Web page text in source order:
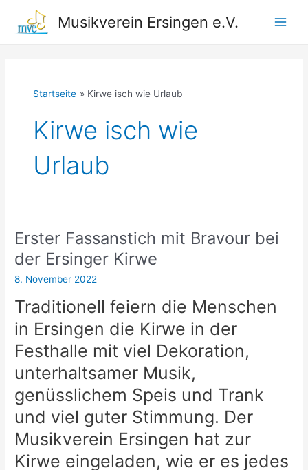
springen
Musikverein Ersingen e.V.
Startseite Kirwe isch wie Urlaub
Kirwe isch wie
Urlaub
Erster Fassanstich mit Bravour bei
der Ersinger Kirwe
8. November 2022
Traditionell feiern die Menschen
in Ersingen die Kirwe in der
Festhalle mit viel Dekoration,
unterhaltsamer Musik,
genüsslichem Speis und Trank
und viel guter Stimmung. Der
Musikverein Ersingen hat zur
Kirwe eingeladen, wie er es jedes